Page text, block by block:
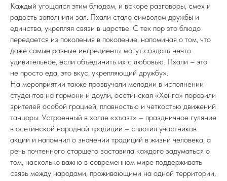
Каждый угощался этим блюдом, и вскоре разговоры, смех и
радость заполнили зал. Пхали стало символом дружбы и
единства, укрепляя связи в царстве. С тех пор это блюдо
передается из поколения в поколение, напоминая о том, что
даже самые разные ингредиенты могут создать нечто
удивительное, если объединить их с любовью. Пхали – это
не просто еда, это вкус, укрепляющий дружбу».
На мероприятии также прозвучали мелодии в исполнении
студентов на гармони и доули, осетинская «Хонга» поразили
зрителей особой грацией, плавностью и четкостью движений
танцоры. Устроенный в холле «хъазт» – праздничное гуляние
в осетинской народной традиции – сплотил участников
акции и напомнил о значении традиций в жизни человека, а
речь почтенного старшего заставила каждого задуматься о
том, насколько важно в современном мире поддерживать
связь между народами, проживающими на одной территории,